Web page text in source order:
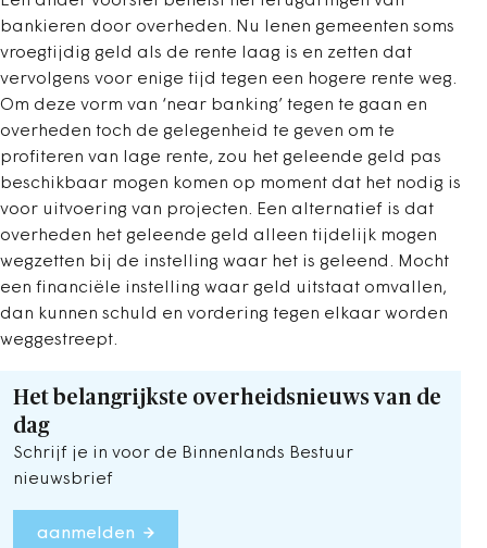
bankieren door overheden. Nu lenen gemeenten soms
vroegtijdig geld als de rente laag is en zetten dat
vervolgens voor enige tijd tegen een hogere rente weg.
Om deze vorm van ‘near banking’ tegen te gaan en
overheden toch de gelegenheid te geven om te
profiteren van lage rente, zou het geleende geld pas
beschikbaar mogen komen op moment dat het nodig is
voor uitvoering van projecten. Een alternatief is dat
overheden het geleende geld alleen tijdelijk mogen
wegzetten bij de instelling waar het is geleend. Mocht
een financiële instelling waar geld uitstaat omvallen,
dan kunnen schuld en vordering tegen elkaar worden
weggestreept.
Het belangrijkste overheidsnieuws van de
dag
Schrijf je in voor de Binnenlands Bestuur
nieuwsbrief
aanmelden